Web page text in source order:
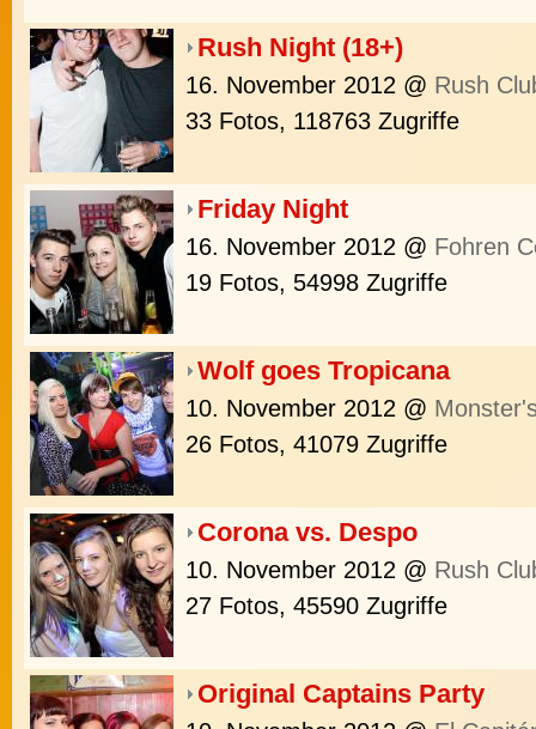
Rush Night (18+)
16. November 2012 @ Rush
33 Fotos, 118763 Zugriffe
Friday Night
16. November 2012 @ Fohren
19 Fotos, 54998 Zugriffe
Wolf goes Tropicana
10. November 2012 @
26 Fotos, 41079 Zugriffe
Corona vs. Despo
10. November 2012 @ Rush
27 Fotos, 45590 Zugriffe
Original Captains Party